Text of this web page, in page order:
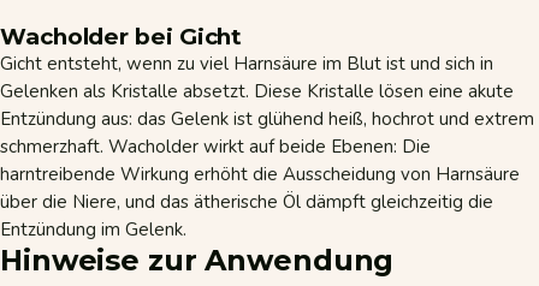
Wacholder bei Gicht
Gicht entsteht, wenn zu viel Harnsäure im Blut ist und sich in
Gelenken als Kristalle absetzt. Diese Kristalle lösen eine akute
Entzündung aus: das Gelenk ist glühend heiß, hochrot und extrem
schmerzhaft. Wacholder wirkt auf beide Ebenen: Die
harntreibende Wirkung erhöht die Ausscheidung von Harnsäure
über die Niere, und das ätherische Öl dämpft gleichzeitig die
Entzündung im Gelenk.
Hinweise zur Anwendung